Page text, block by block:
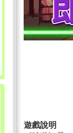
遊戲說明